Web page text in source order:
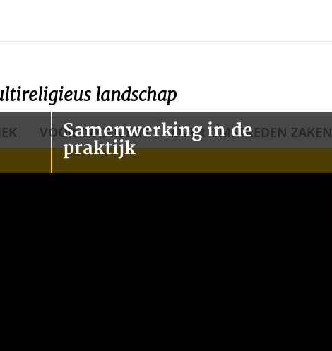
landschap
VOOR DOCENTEN OVER OMSTREDEN ZAKEN
Samenwerking in de
praktijk